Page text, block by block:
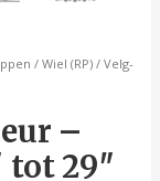
/Wiel (RP) / Velg-
–
tot 29″